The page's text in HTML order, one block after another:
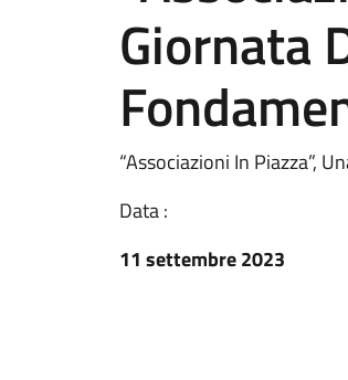
Giornata
“Associazioni In Piazza”,
Data :
11 settembre 2023